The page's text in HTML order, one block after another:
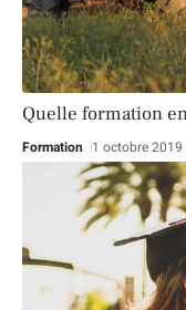
Quelle formation
Formation 1 octobre 2019